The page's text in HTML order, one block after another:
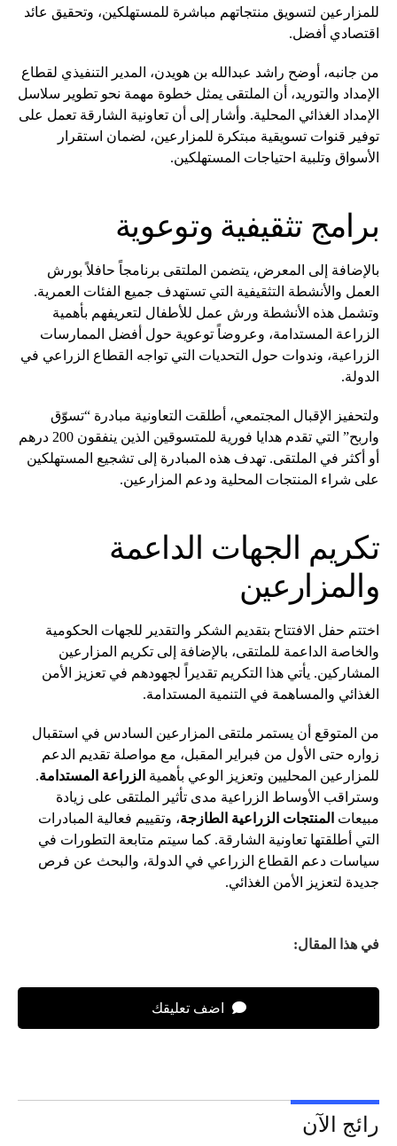
للمزارعين لتسويق منتجاتهم مباشرة للمستهلكين، وتحقيق عائد
اقتصادي أفضل.
من جانبه، أوضح راشد عبدالله بن هويدن، المدير التنفيذي لقطاع
الإمداد والتوريد، أن الملتقى يمثل خطوة مهمة نحو تطوير سلاسل
الإمداد الغذائي المحلية. وأشار إلى أن تعاونية الشارقة تعمل على
توفير قنوات تسويقية مبتكرة للمزارعين، لضمان استقرار
الأسواق وتلبية احتياجات المستهلكين.
برامج تثقيفية وتوعوية
بالإضافة إلى المعرض، يتضمن الملتقى برنامجاً حافلاً بورش
العمل والأنشطة التثقيفية التي تستهدف جميع الفئات العمرية.
وتشمل هذه الأنشطة ورش عمل للأطفال لتعريفهم بأهمية
الزراعة المستدامة، وعروضاً توعوية حول أفضل الممارسات
الزراعية، وندوات حول التحديات التي تواجه القطاع الزراعي في
الدولة.
ولتحفيز الإقبال المجتمعي، أطلقت التعاونية مبادرة “تسوّق
واربح” التي تقدم هدايا فورية للمتسوقين الذين ينفقون 200 درهم
أو أكثر في الملتقى. تهدف هذه المبادرة إلى تشجيع المستهلكين
على شراء المنتجات المحلية ودعم المزارعين.
تكريم الجهات الداعمة
والمزارعين
اختتم حفل الافتتاح بتقديم الشكر والتقدير للجهات الحكومية
والخاصة الداعمة للملتقى، بالإضافة إلى تكريم المزارعين
المشاركين. يأتي هذا التكريم تقديراً لجهودهم في تعزيز الأمن
الغذائي والمساهمة في التنمية المستدامة.
من المتوقع أن يستمر ملتقى المزارعين السادس في استقبال
زواره حتى الأول من فبراير المقبل، مع مواصلة تقديم الدعم
للمزارعين المحليين وتعزيز الوعي بأهمية الزراعة المستدامة.
وستراقب الأوساط الزراعية مدى تأثير الملتقى على زيادة
مبيعات المنتجات الزراعية الطازجة، وتقييم فعالية المبادرات
التي أطلقتها تعاونية الشارقة. كما سيتم متابعة التطورات في
سياسات دعم القطاع الزراعي في الدولة، والبحث عن فرص
جديدة لتعزيز الأمن الغذائي.
في هذا المقال:
اضف تعليقك
رائج الآن